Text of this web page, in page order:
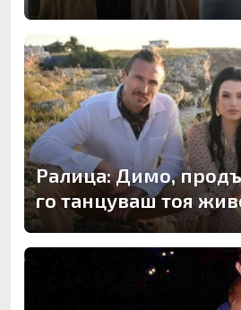
Ралица: Димо,
го танцуваш тоя